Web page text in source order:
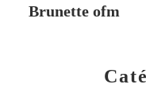
Brunette ofm